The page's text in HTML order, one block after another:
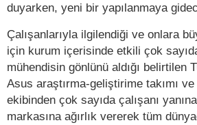
duyarken, yeni bir yapılanmaya
Çalışanlarıyla ilgilendiği ve onlara
için kurum içerisinde etkili çok
mühendisin gönlünü aldığı belirtilen
Asus araştırma-geliştirime takımı
ekibinden çok sayıda çalışanı
markasına ağırlık vererek tüm